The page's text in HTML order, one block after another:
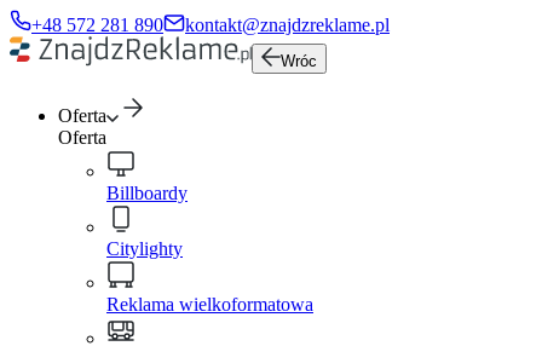
+48 572 281 890 kontakt@znajdzreklame.pl
Wróc
Oferta
Oferta
Billboardy
Citylighty
Reklama wielkoformatowa